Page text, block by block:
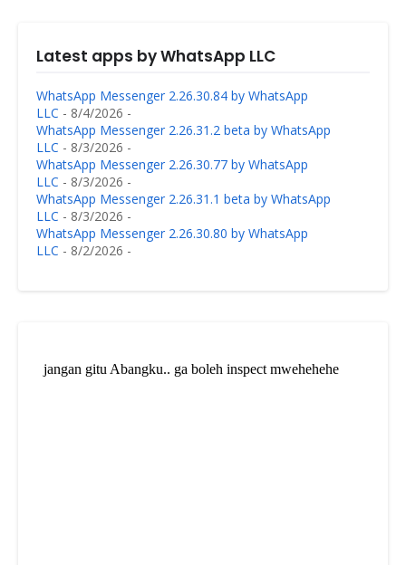
Latest apps by WhatsApp LLC
WhatsApp Messenger 2.26.30.84 by WhatsApp
LLC - 8/4/2026 -
WhatsApp Messenger 2.26.31.2 beta by WhatsApp
LLC - 8/3/2026 -
WhatsApp Messenger 2.26.30.77 by WhatsApp
LLC - 8/3/2026 -
WhatsApp Messenger 2.26.31.1 beta by WhatsApp
LLC - 8/3/2026 -
WhatsApp Messenger 2.26.30.80 by WhatsApp
LLC - 8/2/2026 -